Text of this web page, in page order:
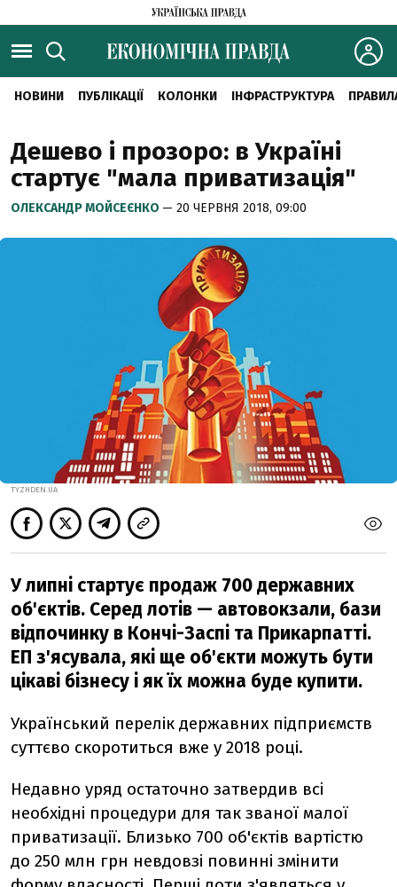
НОВИНИ ПУБЛІКАЦІЇ КОЛОНКИ ІНФРАСТРУКТУРА
Дешево і прозоро: в Україні
стартує "мала приватизація"
ОЛЕКСАНДР МОЙСЕЄНКО — 20 ЧЕРВНЯ 2018, 09:00
TYZHDEN.UA
У липні стартує продаж 700 державних
об'єктів. Серед лотів — автовокзали, бази
відпочинку в Кончі-Заспі та Прикарпатті.
ЕП з'ясувала, які ще об'єкти можуть бути
цікаві бізнесу і як їх можна буде купити.
Український перелік державних підприємств
суттєво скоротиться вже у 2018 році.
Недавно уряд остаточно затвердив всі
необхідні процедури для так званої малої
приватизації. Близько 700 об'єктів вартістю
до 250 млн грн невдовзі повинні змінити